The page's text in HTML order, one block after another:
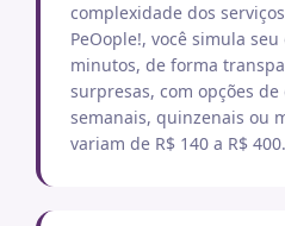
complexidade dos
PeOople!, você simula
minutos, de forma
surpresas, com opções
semanais, quinzenais ou
variam de R$ 140 a R$ 400.